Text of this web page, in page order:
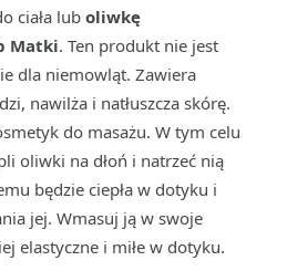
ciała lub oliwkę
Matki. Ten produkt nie jest
dla niemowląt. Zawiera
nawilża i natłuszcza skórę.
do masażu. W tym celu
oliwki na dłoń i natrzeć nią
będzie ciepła w dotyku i
jej. Wmasuj ją w swoje
elastyczne i miłe w dotyku.